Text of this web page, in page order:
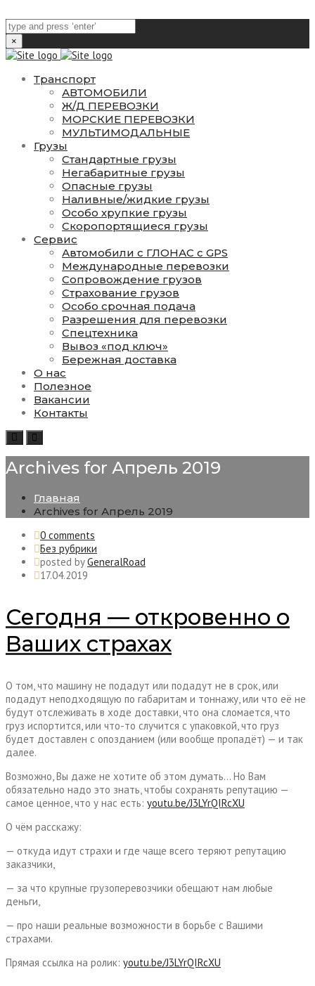
×
Транспорт
АВТОМОБИЛИ
Ж/Д ПЕРЕВОЗКИ
МОРСКИЕ ПЕРЕВОЗКИ
МУЛЬТИМОДАЛЬНЫЕ
Грузы
Стандартные грузы
Негабаритные грузы
Опасные грузы
Наливные/жидкие грузы
Особо хрупкие грузы
Скоропортящиеся грузы
Сервис
Автомобили с ГЛОНАС с GPS
Международные перевозки
Сопровождение грузов
Страхование грузов
Особо срочная подача
Разрешения для перевозки
Спецтехника
Вывоз «под ключ»
Бережная доставка
О нас
Полезное
Вакансии
Контакты
SearchToggle
navigation
Archives for Апрель 2019
Главная
Archives for Апрель 2019
0 comments
Без рубрики
posted byGeneralRoad
17.04.2019
Сегодня — откровенно о
Ваших страхах
О том, что машину не подадут или подадут не в срок, или
подадут неподходящую по габаритам и тоннажу, или что её не
будут отслеживать в ходе доставки, что она сломается, что
груз испортится, или что-то случится с упаковкой, что груз
будет доставлен с опозданием (или вообще пропадёт) — и так
далее.
Возможно, Вы даже не хотите об этом думать… Но Вам
обязательно надо это знать, чтобы сохранять репутацию —
самое ценное, что у нас есть: youtu.be/J3LYrQIRcXU
О чём расскажу:
— откуда идут страхи и где чаще всего теряют репутацию
заказчики,
— за что крупные грузоперевозчики обещают нам любые
деньги,
— про наши реальные возможности в борьбе с Вашими
страхами.
Прямая ссылка на ролик: youtu.be/J3LYrQIRcXU